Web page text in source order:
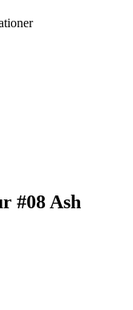
#08 Ash